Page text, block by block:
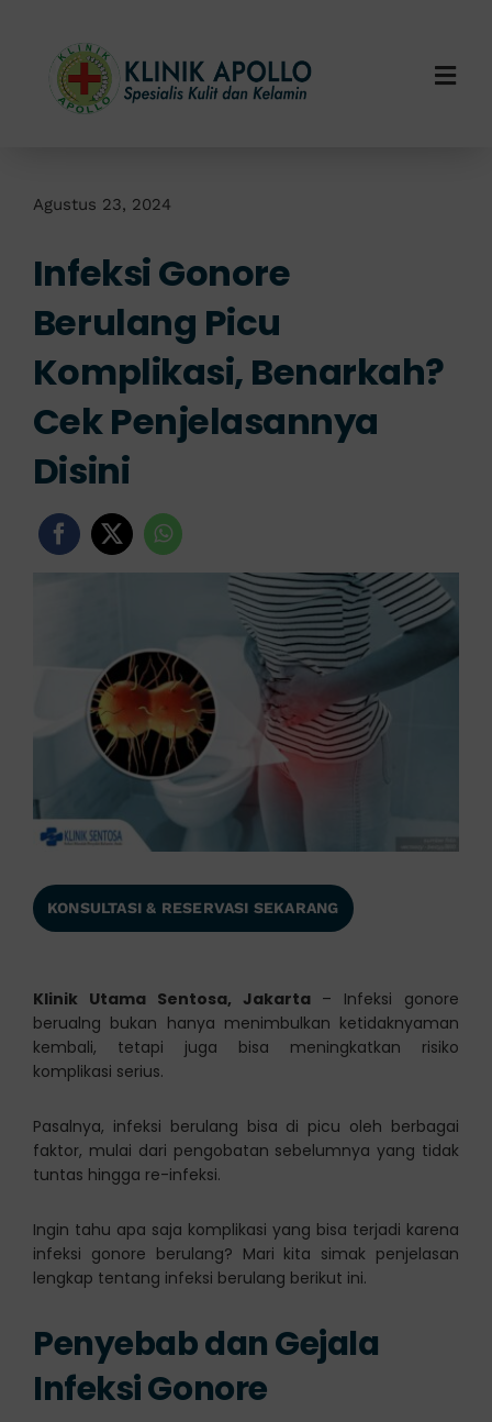
content
Layanan Kami
Info Klinik
Agustus 23, 2024
Infeksi Gonore
Berulang Picu
Komplikasi, Benarkah?
Cek Penjelasannya
Disini
KONSULTASI & RESERVASI SEKARANG
Klinik Utama Sentosa, Jakarta– Infeksi gonore
berualng bukan hanya menimbulkan ketidaknyaman
kembali, tetapi juga bisa meningkatkan risiko
komplikasi serius.
Pasalnya, infeksi berulang bisa di picu oleh berbagai
faktor, mulai dari pengobatan sebelumnya yang tidak
tuntas hingga re-infeksi.
Ingin tahu apa saja komplikasi yang bisa terjadi karena
infeksi gonore berulang? Mari kita simak penjelasan
lengkap tentang infeksi berulang berikut ini.
Penyebab dan Gejala
Infeksi Gonore